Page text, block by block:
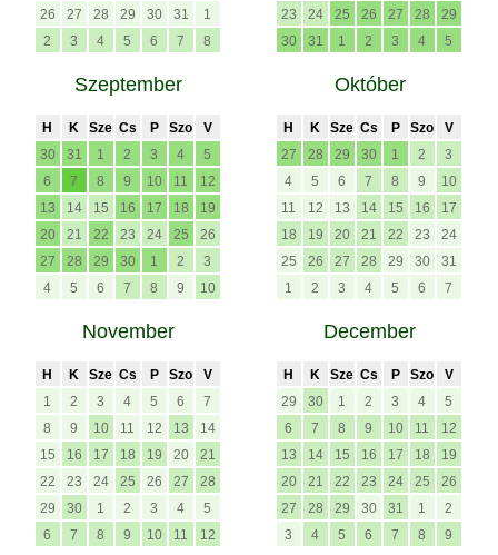
26
27 28 29 30 31
1
2
3 4 5 6 7 8
23
24 25 26 27 28
29
30
31 1 2 3 4 5
Szeptember
H K Sze Cs P Szo
V
30
31 1 2 3 4
5
6
7 8 9 10 11
12
13
14 15 16 17 18
19
20
21 22 23 24 25
26
27
28 29 30 1 2
3
4
5 6 7 8 9 10
Október
H K Sze Cs P Szo
V
27
28 29 30 1 2
3
4
5 6 7 8 9
10
11
12 13 14 15 16
17
18
19 20 21 22 23
24
25
26 27 28 29 30
31
1
2 3 4 5 6 7
November
H K Sze Cs P Szo
V
1
2 3 4 5 6
7
8
9 10 11 12 13
14
15
16 17 18 19 20
21
22
23 24 25 26 27
28
29
30 1 2 3 4
5
6
7 8 9 10 11 12
December
H K Sze Cs P Szo
V
29
30 1 2 3 4
5
6
7 8 9 10 11
12
13
14 15 16 17 18
19
20
21 22 23 24 25
26
27
28 29 30 31 1
2
3
4 5 6 7 8 9